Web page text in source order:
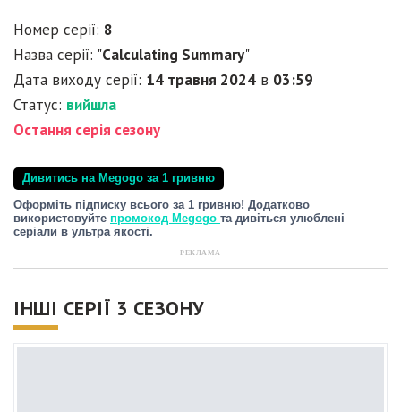
Номер серії: 8
Назва серії: "Calculating Summary"
Дата виходу серії: 14 травня 2024 в 03:59
Статус: вийшла
Остання серія сезону
Дивитись на Megogo за 1 гривню
Оформіть підписку всього за 1 гривню! Додатково
використовуйте промокод Megogo та дивіться улюблені
серіали в ультра якості.
РЕКЛАМА
ІНШІ СЕРІЇ 3 СЕЗОНУ